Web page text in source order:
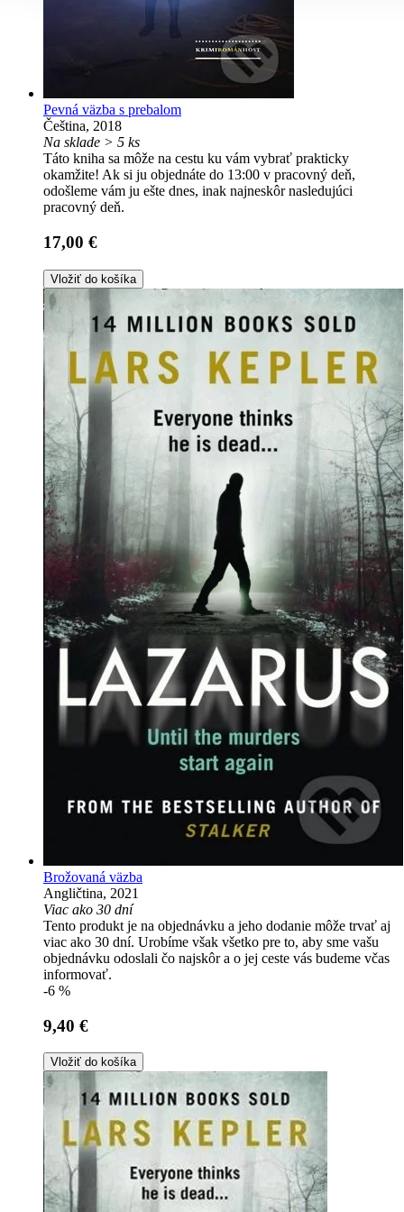
Pevná väzba s prebalom
Čeština, 2018
Na sklade > 5 ks
Táto kniha sa môže na cestu ku vám vybrať prakticky
okamžite! Ak si ju objednáte do 13:00 v pracovný deň,
odošleme vám ju ešte dnes, inak najneskôr nasledujúci
pracovný deň.
17,00 €
Vložiť do košíka
Brožovaná väzba
Angličtina, 2021
Viac ako 30 dní
Tento produkt je na objednávku a jeho dodanie môže trvať aj
viac ako 30 dní. Urobíme však všetko pre to, aby sme vašu
objednávku odoslali čo najskôr a o jej ceste vás budeme včas
informovať.
-6 %
9,40 €
Vložiť do košíka